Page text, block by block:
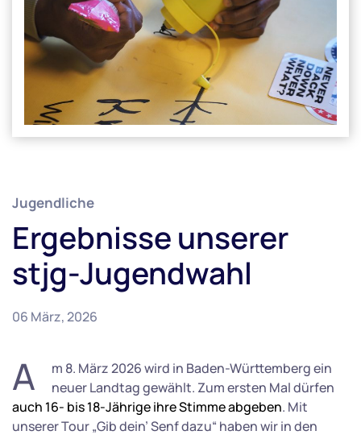
Jugendliche
Ergebnisse unserer
stjg-Jugendwahl
06 März, 2026
A
m 8. März 2026 wird in Baden-Württemberg ein
neuer Landtag gewählt. Zum ersten Mal dürfen
auch 16- bis 18-Jährige ihre Stimme abgeben. Mit
unserer Tour „Gib dein’ Senf dazu“ haben wir in den